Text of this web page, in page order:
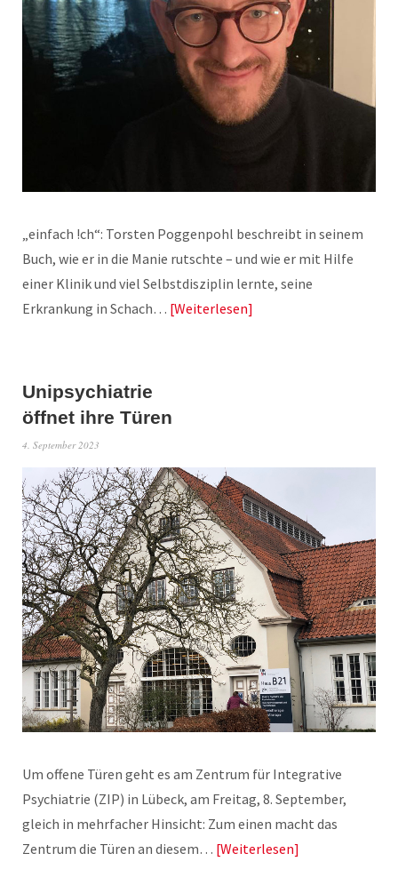
„einfach !ch“: Torsten Poggenpohl beschreibt in seinem
Buch, wie er in die Manie rutschte – und wie er mit Hilfe
einer Klinik und viel Selbstdisziplin lernte, seine
Erkrankung in Schach… Weiterlesen
Unipsychiatrie
öffnet ihre Türen
4. September 2023
Um offene Türen geht es am Zentrum für Integrative
Psychiatrie (ZIP) in Lübeck, am Freitag, 8. September,
gleich in mehrfacher Hinsicht: Zum einen macht das
Zentrum die Türen an diesem… Weiterlesen